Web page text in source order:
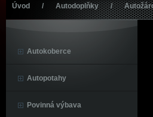
Úvod / Autodoplňky /
Autokoberce
Autopotahy
Povinná výbava